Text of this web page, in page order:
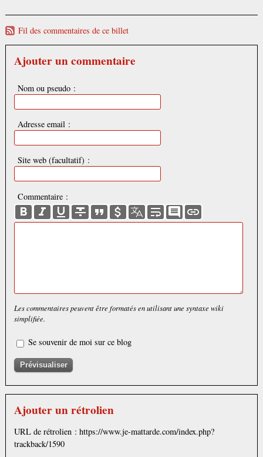
Fil des commentaires de ce billet
Ajouter un commentaire
Nom ou pseudo :
Adresse email :
Site web (facultatif) :
Commentaire :
Les commentaires peuvent être formatés en utilisant une syntaxe wiki
simplifiée.
Se souvenir de moi sur ce blog
Ajouter un rétrolien
URL de rétrolien : https://www.je-mattarde.com/index.php?
trackback/1590